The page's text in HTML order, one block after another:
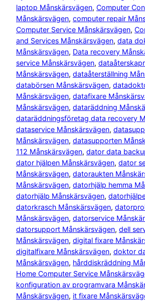
laptop Månskärsvägen, Computer
Månskärsvägen, computer repair
Computer Service Månskärsvägen,
and Services Månskärsvägen, data
Månskärsvägen, Data recovery
service Månskärsvägen,
Månskärsvägen, dataåterställning
databörsen Månskärsvägen,
Månskärsvägen, datafixare
Månskärsvägen, dataräddning
dataräddningsföretag data recovery
dataservice Månskärsvägen,
Månskärsvägen, datasupporten
112 Månskärsvägen, dator data
dator hjälpen Månskärsvägen, dator
Månskärsvägen, datoraukten
Månskärsvägen, datorhjälp hemma
datorhjälp Månskärsvägen,
datorkrasch Månskärsvägen,
Månskärsvägen, datorservice
datorsupport Månskärsvägen, dell
Månskärsvägen, digital fixare
digitalfixare Månskärsvägen, doktor
Månskärsvägen, hårddiskräddning
Home Computer Service
konfiguration av programvara
Månskärsvägen, it fixare